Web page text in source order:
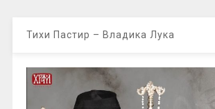
Тихи Пастир – Владика Лука